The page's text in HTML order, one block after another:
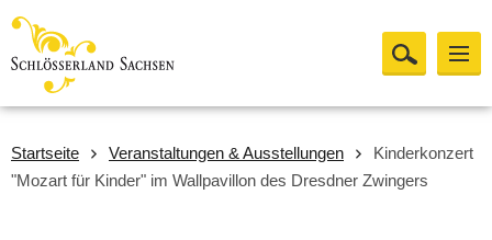
Startseite Veranstaltungen & Ausstellungen
Kinderkonzert
"Mozart für Kinder" im Wallpavillon des Dresdner Zwingers